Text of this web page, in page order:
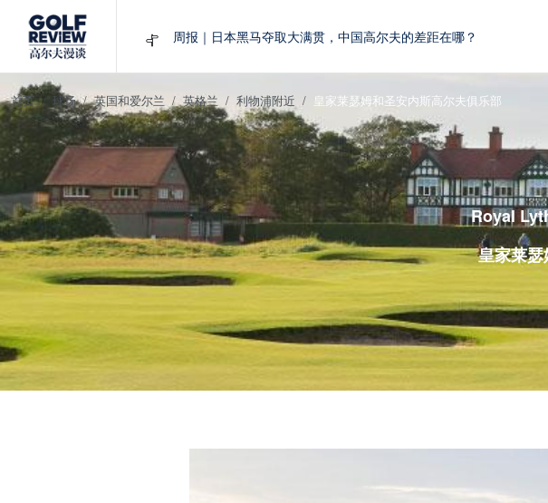
周报｜日本黑马夺取大满贯，中国高尔夫的差距在哪？
周报｜亚巡“换码头”，果岭脱鞋抗议的乌龙
查莉·赫尔：不断制造“麻烦”的流量明星
首页 球场 英国和爱尔兰 英格兰 利物浦附近 皇家莱瑟姆和圣安内斯高尔夫俱乐部
Royal
皇家莱